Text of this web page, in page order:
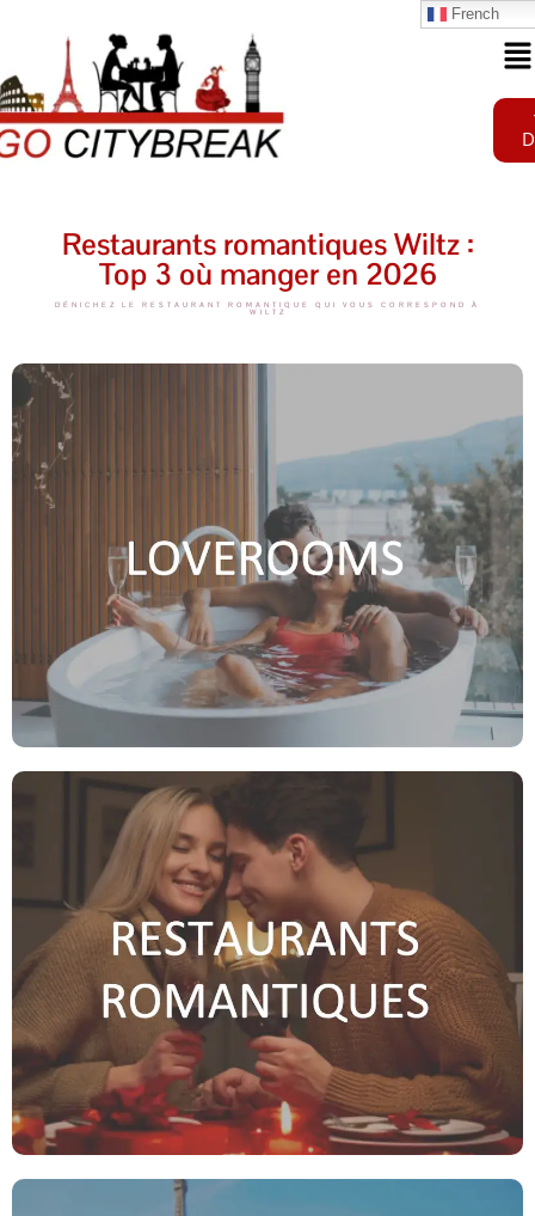
Restaurants romantiques Wiltz :
Top 3 où manger en 2026
DÉNICHEZ LE RESTAURANT ROMANTIQUE QUI VOUS CORRESPOND À
WILTZ
French